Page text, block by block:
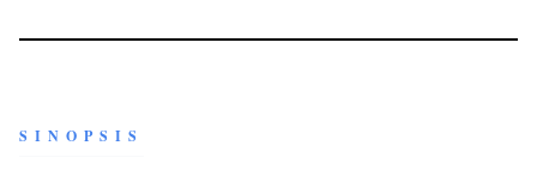
SINOPSIS